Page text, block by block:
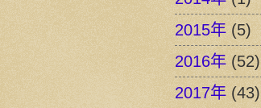
2015年 (5)
2016年 (52)
2017年 (43)